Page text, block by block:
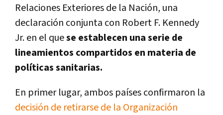
Relaciones Exteriores de la Nación, una
declaración conjunta con Robert F. Kennedy
Jr. en el quese establecen una serie de
lineamientos compartidos en materia de
políticas sanitarias.
En primer lugar, ambos países confirmaron la
decisión de retirarse de la Organización